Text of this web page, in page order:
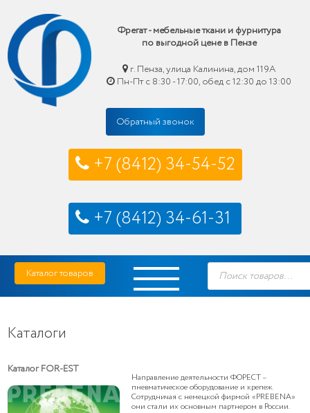
Фрегат - мебельные ткани и фурнитура
по выгодной цене в Пензе
г. Пенза, улица Калинина, дом 119А
Пн-Пт с 8:30 - 17:00, обед с 12:30 до 13:00
Обратный звонок
+7 (8412) 34-54-52
+7 (8412) 34-61-31
Skip
content
Фрегат — мебельные ткани и фурнитура купить по выгодной цене в Пензе
Каталог товаров
Поиск
товаров
Каталоги
Каталог FOR-EST
Направление деятельности ФОРЕСТ –
пневматическое оборудование и крепеж.
Сотрудничая с немецкой фирмой «PREBENA»
они стали их основным партнером в России.